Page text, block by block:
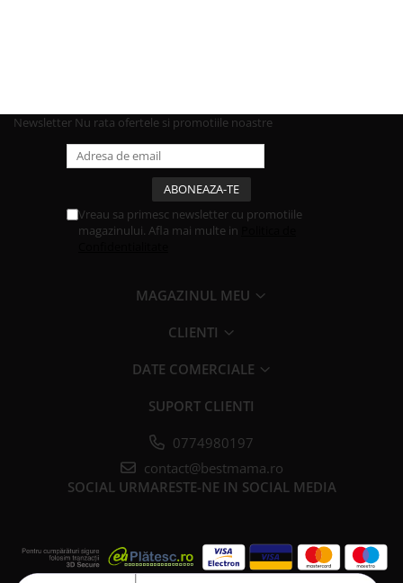
Newsletter Nu rata ofertele si promotiile noastre
Vreau sa primesc newsletter cu promotiile
magazinului. Afla mai multe in
MAGAZINUL MEU
CLIENTI
DATE COMERCIALE
SUPORT CLIENTI
0774980197
contact@bestmama.ro
SOCIAL URMARESTE-NE IN SOCIAL MEDIA